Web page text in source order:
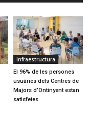
Infraestructura
El 96% de les persones
usuàries dels Centres de
Majors d’Ontinyent estan
satisfetes